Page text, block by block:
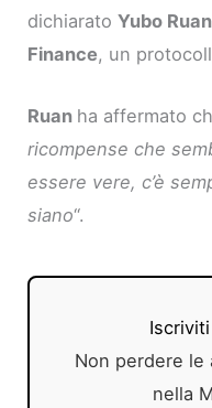
dichiaratoYubo Ruan
Finance, un
Ruan ha affermato
ricompense che
essere vere, c’è
siano“.
Non perdere le
nella